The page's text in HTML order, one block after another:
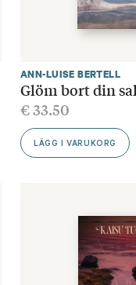
ANN-LUISE BERTELL
Glöm bort din
€33.50
LÄGG I VARUKORG